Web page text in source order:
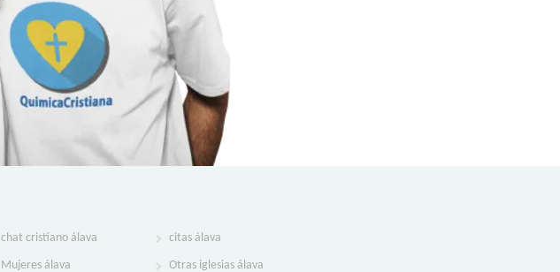
chat cristiano álava citas álava
Mujeres álava Otras iglesias álava